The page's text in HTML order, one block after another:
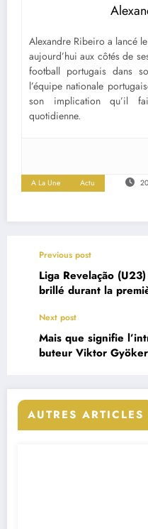
Alexandre Ribeiro a lancé
aujourd’hui aux côtés de
football portugais dans
l’équipe nationale
son implication qu’il
quotidienne.
A La Une Actu
Previous post
Liga Revelação
brillé durant la
Next post
Mais que signifie
buteur Viktor
AUTRES ARTICLES